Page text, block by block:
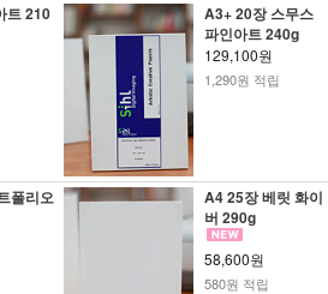
트 210
A3+ 20장 스무스
파인아트 240g
129,100원
1,290원 적립
폴리오
A4 25장 베릿 화이
버 290g
58,600원
580원 적립